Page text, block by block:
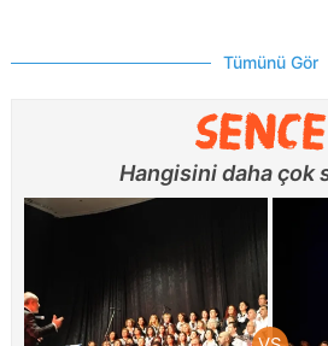
Tümünü Gör
Hangisini daha çok